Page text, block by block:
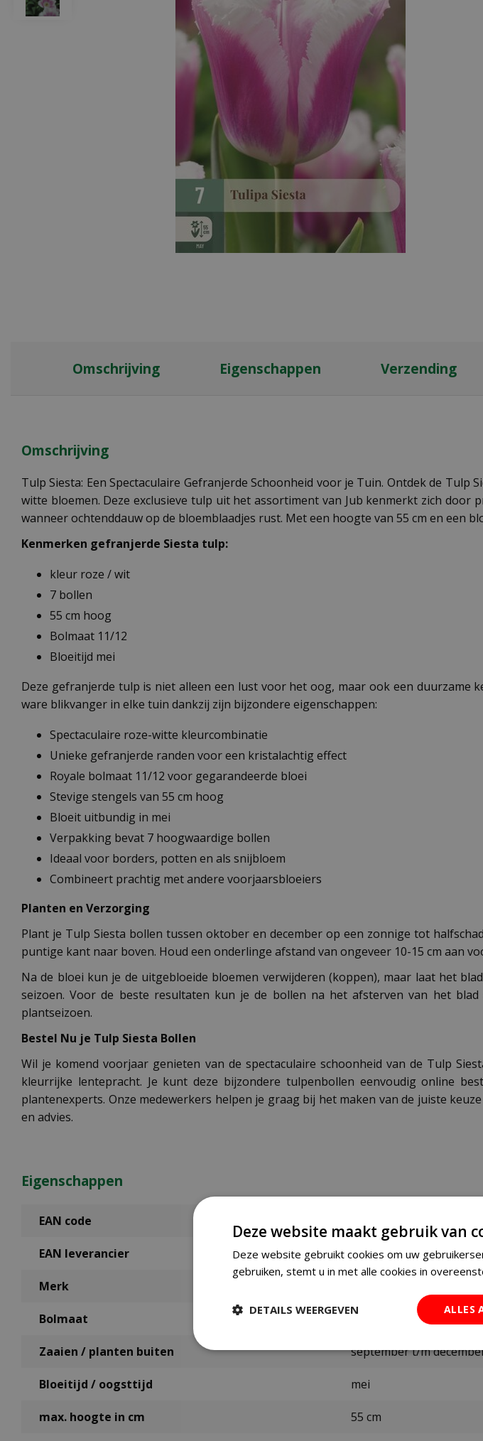
Omschrijving Eigenschappen Verzending
Omschrijving
Tulp Siesta: Een Spectaculaire Gefranjerde Schoonheid voor je Tuin. Ontdek de
witte bloemen. Deze exclusieve tulp uit het assortiment van Jub kenmerkt zich
wanneer ochtenddauw op de bloemblaadjes rust. Met een hoogte van 55 cm en een
Kenmerken gefranjerde Siesta tulp:
kleur roze / wit
7 bollen
55 cm hoog
Bolmaat 11/12
Bloeitijd mei
Deze gefranjerde tulp is niet alleen een lust voor het oog, maar ook een duurzame
ware blikvanger in elke tuin dankzij zijn bijzondere eigenschappen:
Spectaculaire roze-witte kleurcombinatie
Unieke gefranjerde randen voor een kristalachtig effect
Royale bolmaat 11/12 voor gegarandeerde bloei
Stevige stengels van 55 cm hoog
Bloeit uitbundig in mei
Verpakking bevat 7 hoogwaardige bollen
Ideaal voor borders, potten en als snijbloem
Combineert prachtig met andere voorjaarsbloeiers
Planten en Verzorging
Plant je Tulp Siesta bollen tussen oktober en december op een zonnige tot
puntige kant naar boven. Houd een onderlinge afstand van ongeveer 10-15 cm aan
Na de bloei kun je de uitgebloeide bloemen verwijderen (koppen), maar laat het
seizoen. Voor de beste resultaten kun je de bollen na het afsterven van het
plantseizoen.
Bestel Nu je Tulp Siesta Bollen
Wil je komend voorjaar genieten van de spectaculaire schoonheid van de Tulp
kleurrijke lentepracht. Je kunt deze bijzondere tulpenbollen eenvoudig online
plantenexperts. Onze medewerkers helpen je graag bij het maken van de juiste
en advies.
Eigenschappen
EAN code
EAN leverancier 303265
Merk
Bolmaat 11/12
Zaaien / planten buiten september t/m
Bloeitijd / oogsttijd mei
max. hoogte in cm 55 cm
Deze website maakt gebruik van
Deze website gebruikt cookies om uw
gebruiken, stemt u in met alle cookies in
ALLES
DETAILS WEERGEVEN